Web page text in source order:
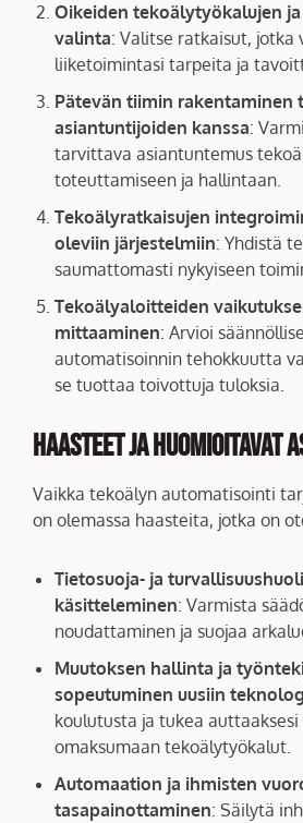
Oikeiden tekoälytyökalujen
valinta: Valitse ratkaisut, jotka
liiketoimintasi tarpeita ja
Pätevän tiimin rakentaminen
asiantuntijoiden kanssa:
tarvittava asiantuntemus
toteuttamiseen ja hallintaan.
Tekoälyratkaisujen
oleviin järjestelmiin: Yhdistä
saumattomasti nykyiseen
Tekoälyaloitteiden
mittaaminen: Arvioi
automatisoinnin tehokkuutta
se tuottaa toivottuja tuloksia.
Haasteet ja Huomioitavat
Vaikka tekoälyn automatisointi
on olemassa haasteita, jotka on
Tietosuoja- ja
käsitteleminen: Varmista
noudattaminen ja suojaa
Muutoksen hallinta ja
sopeutuminen uusiin
koulutusta ja tukea
omaksumaan tekoälytyökalut.
Automaation ja ihmisten
tasapainottaminen: Säilytä